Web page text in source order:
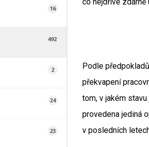
16
492
2
24
23
Podle
překvapení
tom, v jakém
provedena jediná
v posledních